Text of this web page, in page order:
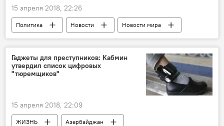
15 апреля 2018, 22:26
Политика Новости
Новости мира
Удар западной коалиции по Сирии
Гаджеты для преступников: Кабмин
утвердил список цифровых
"тюремщиков"
15 апреля 2018, 22:09
ЖИЗНЬ
Азербайджан